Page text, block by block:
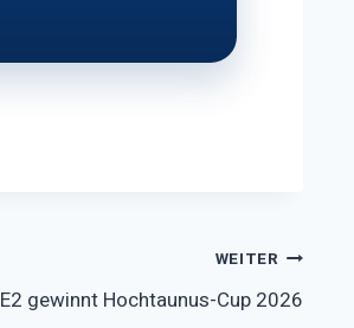
WEITER
E2 gewinnt Hochtaunus-Cup 2026